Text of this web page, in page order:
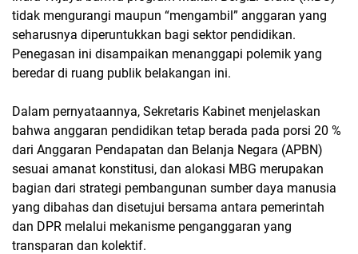
tidak mengurangi maupun “mengambil” anggaran yang
seharusnya diperuntukkan bagi sektor pendidikan.
Penegasan ini disampaikan menanggapi polemik yang
beredar di ruang publik belakangan ini.
Dalam pernyataannya, Sekretaris Kabinet menjelaskan
bahwa anggaran pendidikan tetap berada pada porsi 20 %
dari Anggaran Pendapatan dan Belanja Negara (APBN)
sesuai amanat konstitusi, dan alokasi MBG merupakan
bagian dari strategi pembangunan sumber daya manusia
yang dibahas dan disetujui bersama antara pemerintah
dan DPR melalui mekanisme penganggaran yang
transparan dan kolektif.